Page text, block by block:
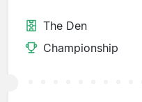
The Den
Championship